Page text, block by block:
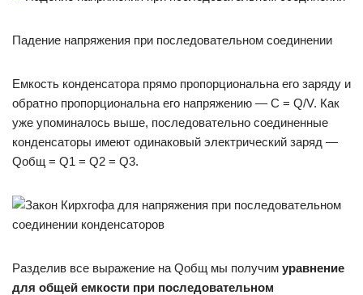
Падение напряжения при последовательном соединении
Емкость конденсатора прямо пропорциональна его заряду и
обратно пропорциональна его напряжению — C = Q/V. Как
уже упоминалось выше, последовательно соединенные
конденсаторы имеют одинаковый электрический заряд —
Qобщ = Q1 = Q2 = Q3.
Разделив все выражение на Qобщ мы получим уравнение
для общей емкости при последовательном